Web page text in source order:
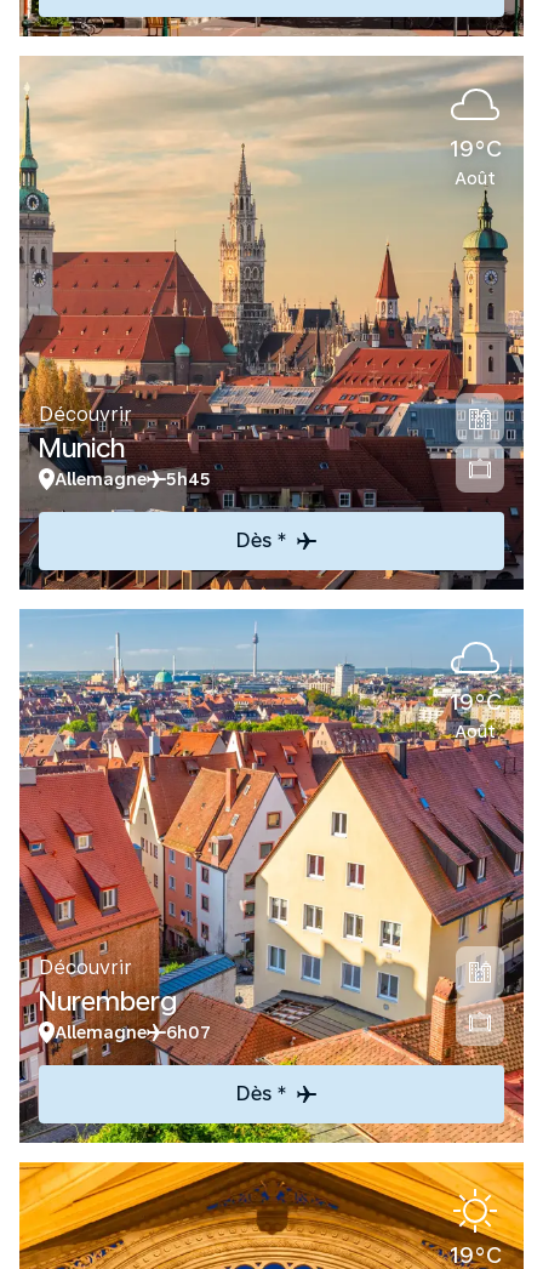
19°C
Août
Découvrir
Munich
Allemagne 5h45
Dès *
19°C
Août
Découvrir
Nuremberg
Allemagne 6h07
Dès *
19°C